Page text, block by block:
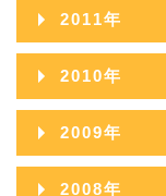
2013年10月
2013年09月
2013年08月
2013年07月
2012年12月
2012年11月
2012年10月
2012年09月
2012年08月
2011年
2011年12月
2011年11月
2011年10月
2010年
2010年12月
2010年11月
2009年
2009年12月
2008年